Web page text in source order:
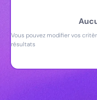
Vous pouvez modifier vos
résultats